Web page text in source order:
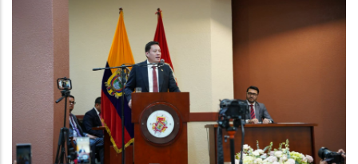
monumento